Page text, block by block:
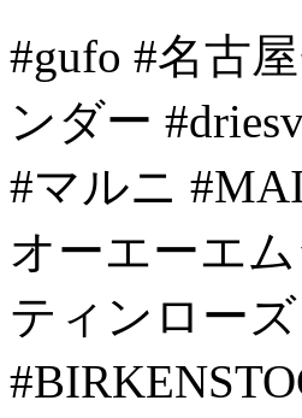
#gufo #名古
ンダー
#マルニ
オーエーエ
ティンロー